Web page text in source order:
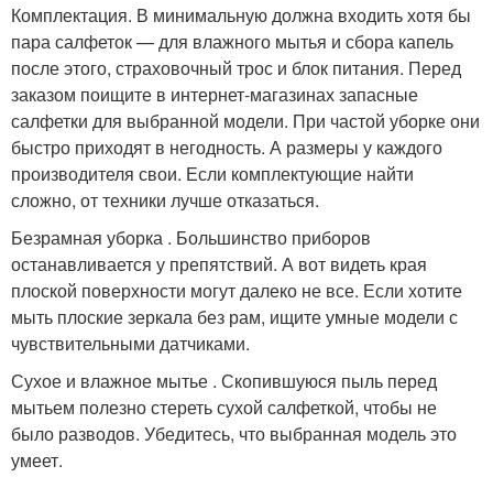
Комплектация. В минимальную должна входить хотя бы
пара салфеток — для влажного мытья и сбора капель
после этого, страховочный трос и блок питания. Перед
заказом поищите в интернет-магазинах запасные
салфетки для выбранной модели. При частой уборке они
быстро приходят в негодность. А размеры у каждого
производителя свои. Если комплектующие найти
сложно, от техники лучше отказаться.
Безрамная уборка . Большинство приборов
останавливается у препятствий. А вот видеть края
плоской поверхности могут далеко не все. Если хотите
мыть плоские зеркала без рам, ищите умные модели с
чувствительными датчиками.
Сухое и влажное мытье . Скопившуюся пыль перед
мытьем полезно стереть сухой салфеткой, чтобы не
было разводов. Убедитесь, что выбранная модель это
умеет.